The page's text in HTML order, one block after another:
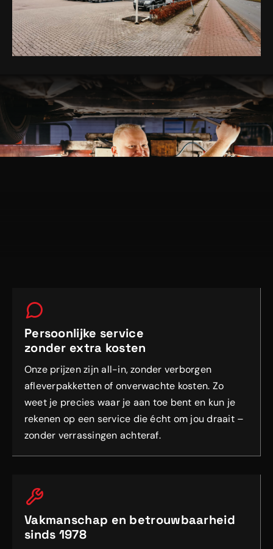
Persoonlijke service
zonder extra kosten
Onze prijzen zijn all-in, zonder verborgen
afleverpakketten of onverwachte kosten. Zo
weet je precies waar je aan toe bent en kun je
rekenen op een service die écht om jou draait –
zonder verrassingen achteraf.
Vakmanschap en betrouwbaarheid
sinds 1978